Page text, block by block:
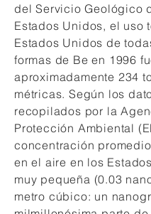
del Servicio Geológico
Estados Unidos, el uso
Estados Unidos de
formas de Be en 1996
aproximadamente 234
métricas. Según los
recopilados por la
Protección Ambiental
concentración
en el aire en los
muy pequeña (0.03
metro cúbico: un